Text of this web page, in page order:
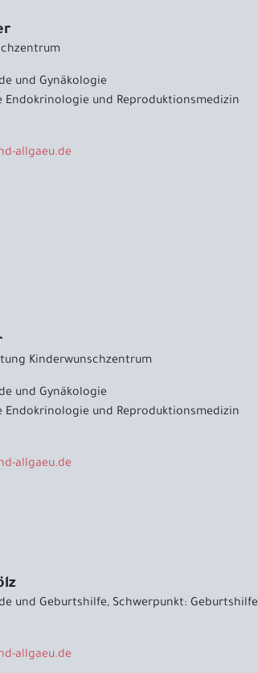
und Gynäkologie
Endokrinologie und Reproduktionsmedizin
allgaeu.de
Kinderwunschzentrum
und Gynäkologie
Endokrinologie und Reproduktionsmedizin
allgaeu.de
und Geburtshilfe, Schwerpunkt: Geburtshilfe
allgaeu.de